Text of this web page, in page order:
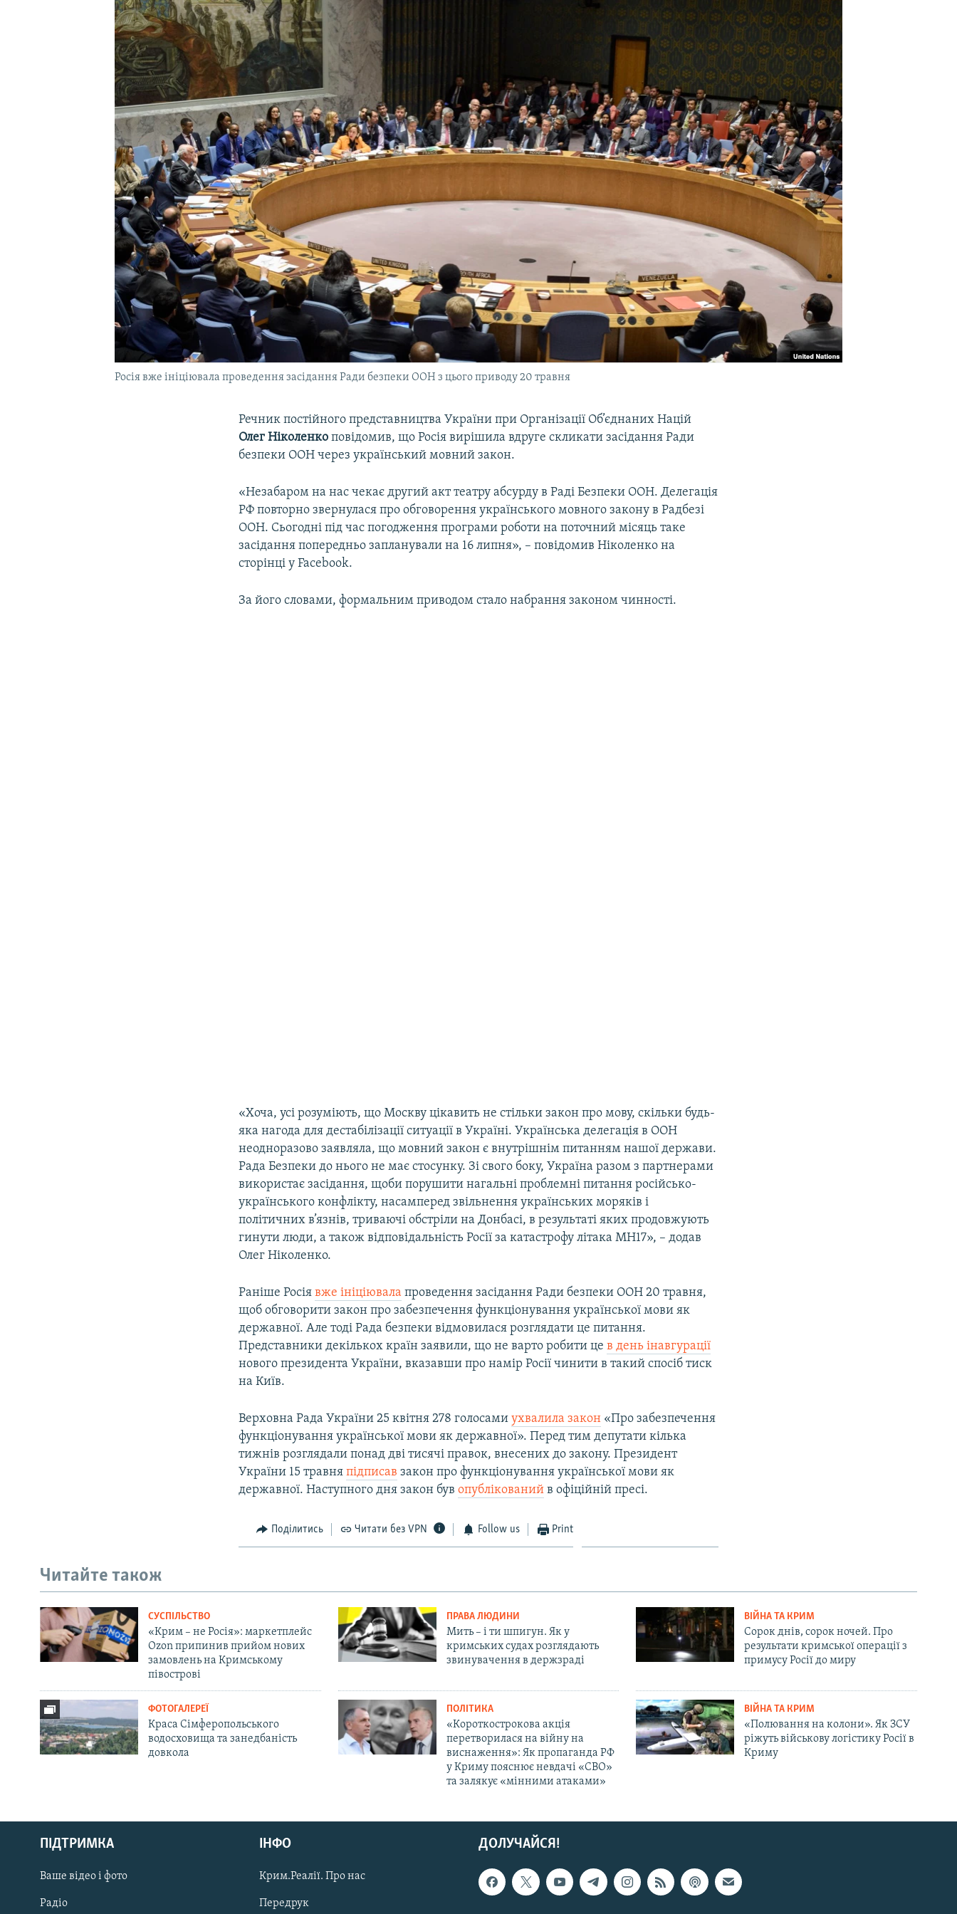
УКРАЇНСЬКА ПРОБЛЕМА КРИМУ
Русский
Qırımtatar
ДОЛУЧАЙСЯ!
Росія вже ініціювала проведення засідання Ради безпеки ООН з цього приводу 20 травня
Речник постійного представництва України при Організації Об’єднаних Націй
Олег Ніколенко повідомив, що Росія вирішила вдруге скликати засідання Ради
безпеки ООН через український мовний закон.
«Незабаром на нас чекає другий акт театру абсурду в Раді Безпеки ООН. Делегація
РФ повторно звернулася про обговорення українського мовного закону в Радбезі
ООН. Сьогодні під час погодження програми роботи на поточний місяць таке
засідання попередньо запланували на 16 липня», – повідомив Ніколенко на
сторінці у Facebook.
За його словами, формальним приводом стало набрання законом чинності.
«Хоча, усі розуміють, що Москву цікавить не стільки закон про мову, скільки будь-
яка нагода для дестабілізації ситуації в Україні. Українська делегація в ООН
неодноразово заявляла, що мовний закон є внутрішнім питанням нашої держави.
Рада Безпеки до нього не має стосунку. Зі свого боку, Україна разом з партнерами
використає засідання, щоби порушити нагальні проблемні питання російсько-
українського конфлікту, насамперед звільнення українських моряків і
політичних в’язнів, триваючі обстріли на Донбасі, в результаті яких продовжують
гинути люди, а також відповідальність Росії за катастрофу літака МН17», – додав
Олег Ніколенко.
Раніше Росіявже ініціювала проведення засідання Ради безпеки ООН 20 травня,
щоб обговорити закон про забезпечення функціонування української мови як
державної. Але тоді Рада безпеки відмовилася розглядати це питання.
Представники декількох країн заявили, що не варто робити цев день інавгурації
нового президента України, вказавши про намір Росії чинити в такий спосіб тиск
на Київ.
Верховна Рада України 25 квітня 278 голосамиухвалила закон «Про забезпечення
функціонування української мови як державної». Перед тим депутати кілька
тижнів розглядали понад дві тисячі правок, внесених до закону. Президент
України 15 травняпідписав закон про функціонування української мови як
державної. Наступного дня закон бувопублікований в офіційній пресі.
Поділитись Читати без VPN Follow us Print
Читайте також
СУСПІЛЬСТВО
«Крим – не Росія»: маркетплейс
Ozon припинив прийом нових
замовлень на Кримському
півострові
ПРАВА ЛЮДИНИ
Мить – і ти шпигун. Як у
кримських судах розглядають
звинувачення в держзраді
ВІЙНА ТА КРИМ
Сорок днів, сорок ночей. Про
результати кримської операції з
примусу Росії до миру
ФОТОГАЛЕРЕЇ
Краса Сімферопольського
водосховища та занедбаність
довкола
ПОЛІТИКА
«Короткострокова акція
перетворилася на війну на
виснаження»: Як пропаганда РФ
у Криму пояснює невдачі «СВО»
та залякує «мінними атаками»
ВІЙНА ТА КРИМ
«Полювання на колони». Як ЗСУ
ріжуть військову логістику Росії в
Криму
ДОЛУЧАЙСЯ!
ПІДТРИМКА
Ваше відео і фото
Радіо
ІНФО
Крим.Реалії. Про нас
Передрук